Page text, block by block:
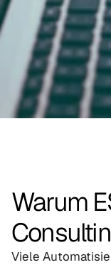
Warum
Viele